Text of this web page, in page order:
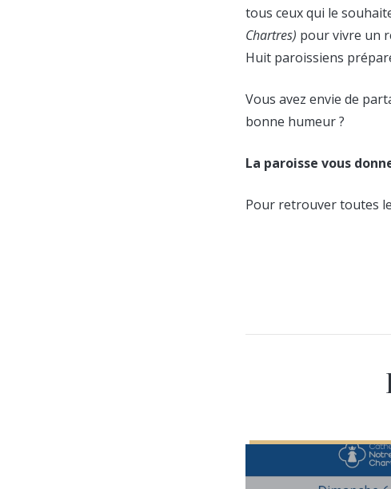
tous ceux qui le
Chartres) pour vivre un
Huit paroissiens
Vous avez envie de
bonne humeur ?
La paroisse vous
Pour retrouver toutes